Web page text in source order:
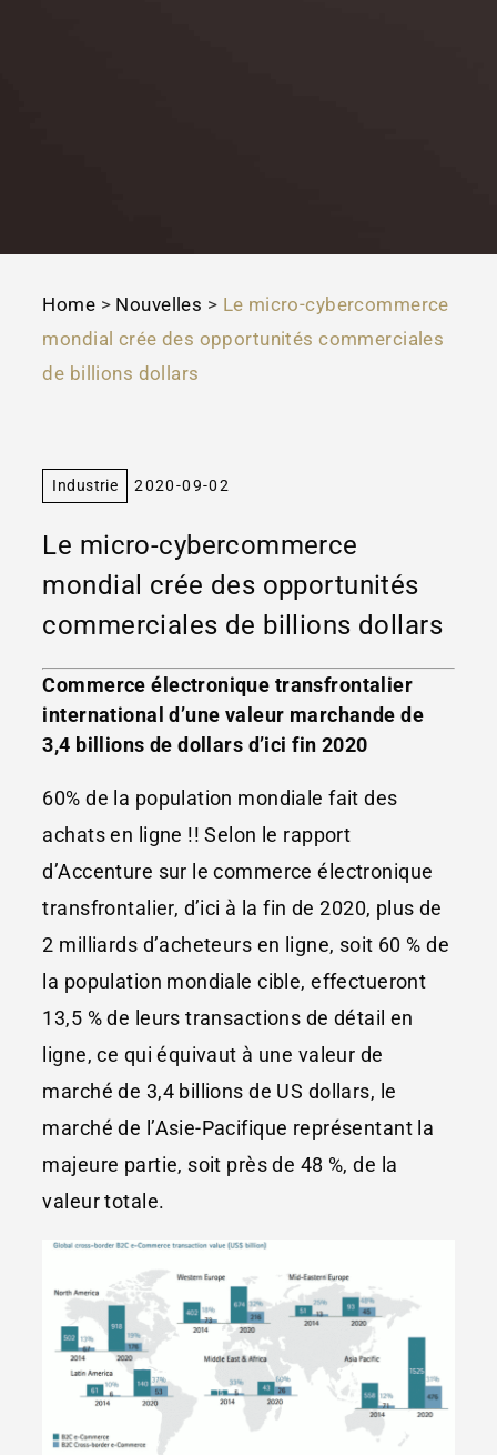
Home > Nouvelles > Le micro-cybercommerce
mondial crée des opportunités commerciales
de billions dollars
Industrie 2020-09-02
Le micro-cybercommerce
mondial crée des opportunités
commerciales de billions dollars
Commerce électronique transfrontalier
international d’une valeur marchande de
3,4 billions de dollars d’ici fin 2020
60% de la population mondiale fait des
achats en ligne !! Selon le rapport
d’Accenture sur le commerce électronique
transfrontalier, d’ici à la fin de 2020, plus de
2 milliards d’acheteurs en ligne, soit 60 % de
la population mondiale cible, effectueront
13,5 % de leurs transactions de détail en
ligne, ce qui équivaut à une valeur de
marché de 3,4 billions de US dollars, le
marché de l’Asie-Pacifique représentant la
majeure partie, soit près de 48 %, de la
valeur totale.